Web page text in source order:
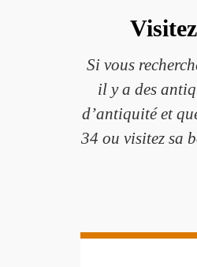
Si vous
il y a des
d’antiquité et
34 ou visitez sa